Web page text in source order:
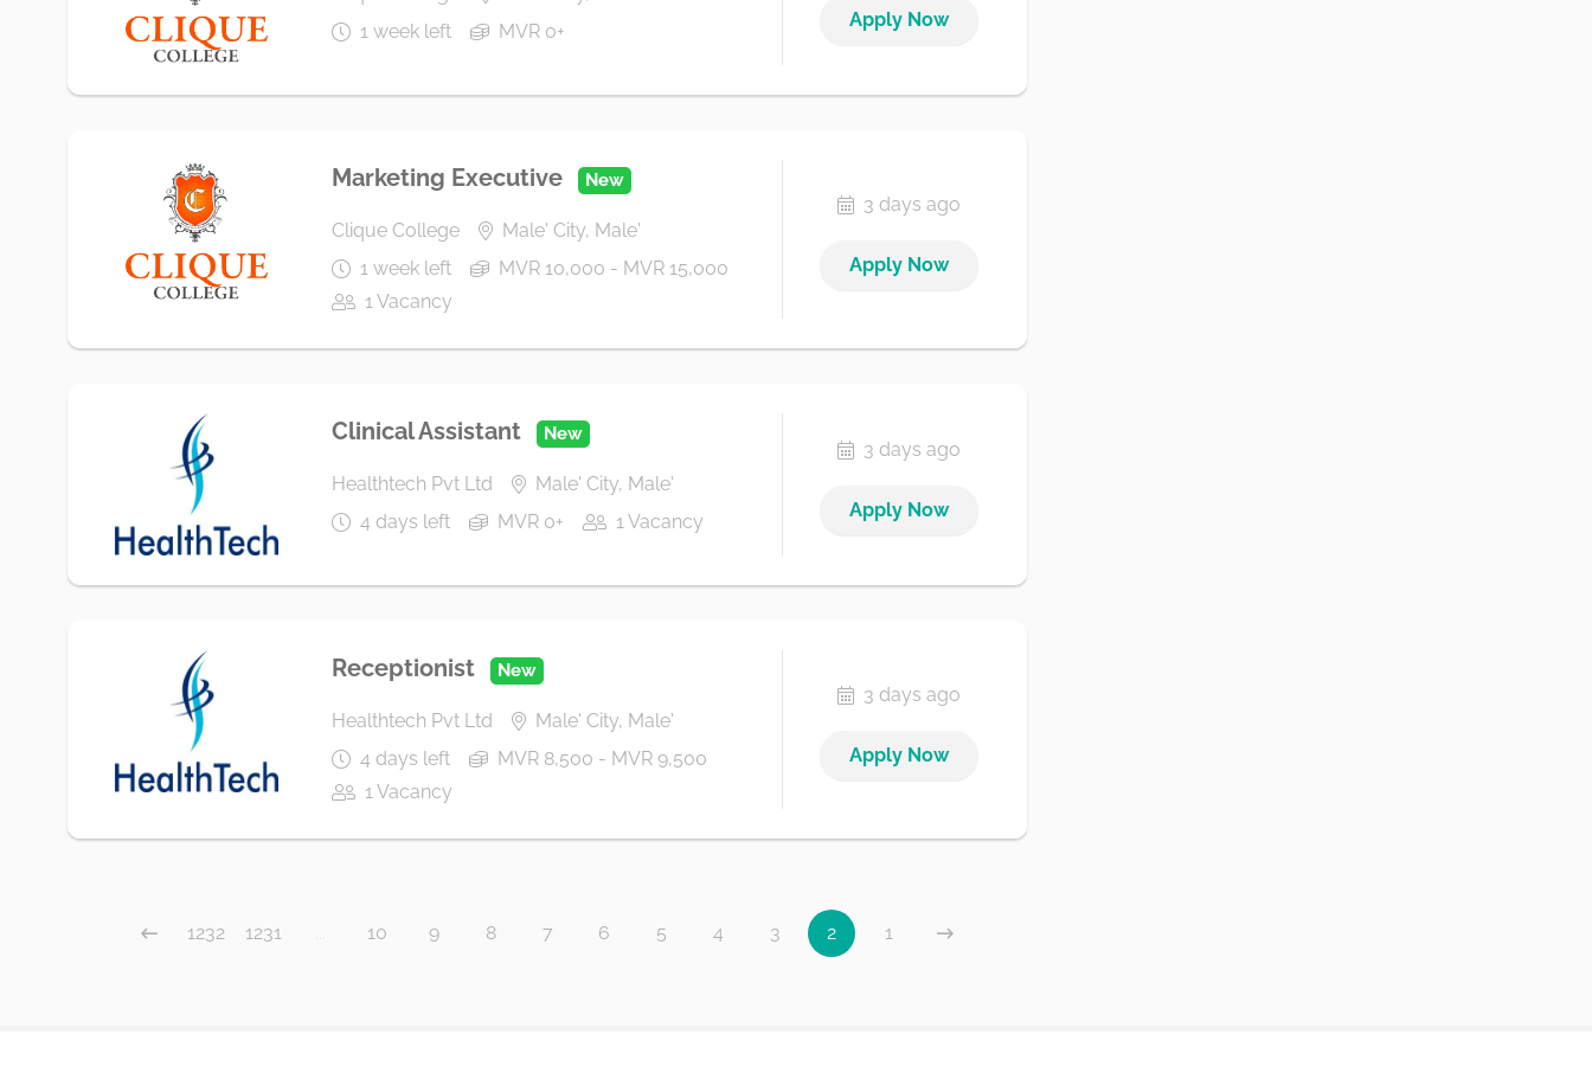
1 week left
MVR 0+
Apply Now
Marketing Executive New
Clique College
Male' City, Male'
1 week left
MVR 10,000 - MVR 15,000
1 Vacancy
3 days ago
Apply Now
Clinical Assistant New
Healthtech Pvt Ltd
Male' City, Male'
4 days left
MVR 0+ 1 Vacancy
3 days ago
Apply Now
Receptionist New
Healthtech Pvt Ltd
Male' City, Male'
4 days left
MVR 8,500 - MVR 9,500
1 Vacancy
3 days ago
Apply Now
1
2
3
4
5
6
7
8
9
10
1231
1232